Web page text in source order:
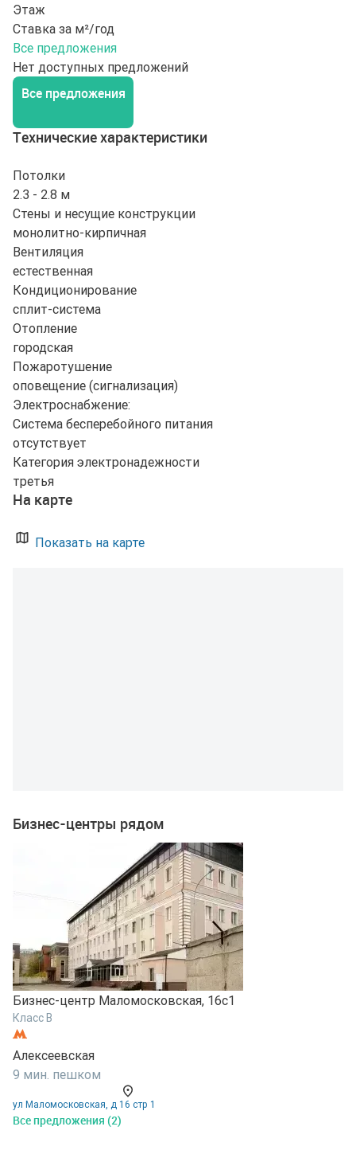
Этаж
Ставка за м²/год
Все предложения
Нет доступных предложений
Все предложения
Технические характеристики
Потолки
2.3 - 2.8 м
Стены и несущие конструкции
монолитно-кирпичная
Вентиляция
естественная
Кондиционирование
сплит-система
Отопление
городская
Пожаротушение
оповещение (сигнализация)
Электроснабжение:
Система бесперебойного питания
отсутствует
Категория электронадежности
третья
На карте
Показать на карте
Бизнес-центры рядом
Бизнес-центр Маломосковская, 16с1
Класс B
Алексеевская
9 мин. пешком
ул Маломосковская, д 16 стр 1
Все предложения (2)